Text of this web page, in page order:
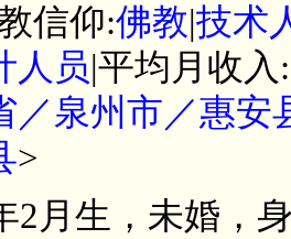
信仰:佛教|技术
人员|平均月收入:
／泉州市／惠安
>
2月生，未婚，